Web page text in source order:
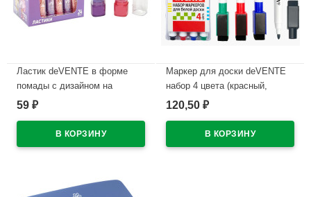
Ластик deVENTE в форме
помады с дизайном на
корпусе арт.8030619
59 ₽
Маркер для доски deVENTE
набор 4 цвета (красный,
синий, черный, зеленый) 2мм
магнитом для крепления
арт.5040605 (Ст.4)
120,50 ₽